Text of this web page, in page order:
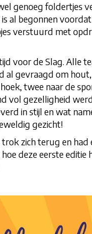
genoeg foldertjes
al begonnen
verstuurd met
voor de Slag. Alle
al gevraagd om
twee naar de
vol gezelligheid
in stijl en wat
gezicht!
trok zich terug en
deze eerste